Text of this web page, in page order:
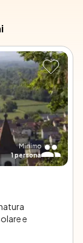
Minimo
1persona
Sud a Nord,
limoni